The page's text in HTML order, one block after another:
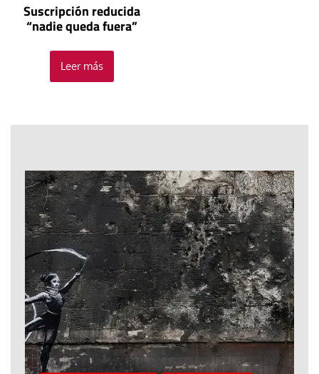
Suscripción reducida
“nadie queda fuera”
Leer más